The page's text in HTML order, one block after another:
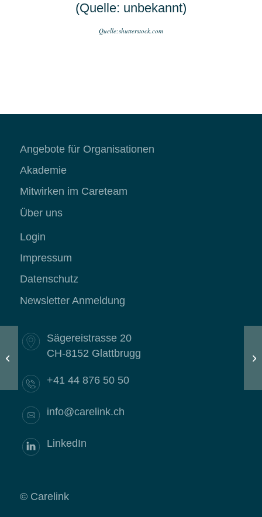
(Quelle: unbekannt)
Quelle:shutterstock.com
Angebote für Organisationen
Akademie
Mitwirken im Careteam
Über uns
Login
Impressum
Datenschutz
Newsletter Anmeldung
Sägereistrasse 20
CH-8152 Glattbrugg
+41 44 876 50 50
info@carelink.ch
LinkedIn
© Carelink
Save the Date: Carelink-Fachtagung